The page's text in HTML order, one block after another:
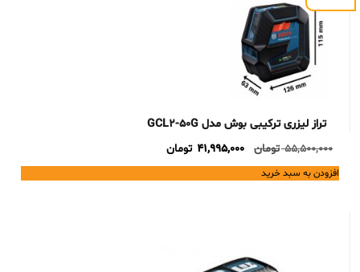
تراز لیزری ترکیبی بوش مدل GCL2-50G
55,500,000 تومان
Original
price
was:
41,995,000 تومانCurrent
price
is:
افزودن به سبد خرید